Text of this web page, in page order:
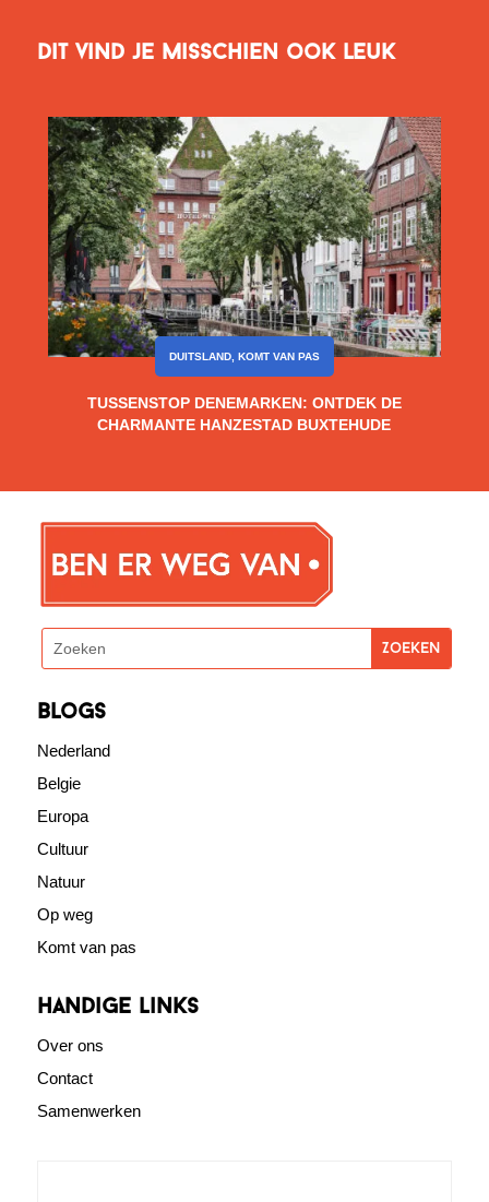
Dit vind je misschien ook leuk
TUSSENSTOP DENEMARKEN: ONTDEK DE
CHARMANTE HANZESTAD BUXTEHUDE
DUITSLAND, KOMT VAN PAS
blogs
Nederland
Belgie
Europa
Cultuur
Natuur
Op weg
Komt van pas
Handige links
Over ons
Contact
Samenwerken